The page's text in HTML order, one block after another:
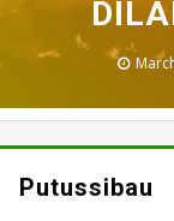
July
BERI
Putussibau